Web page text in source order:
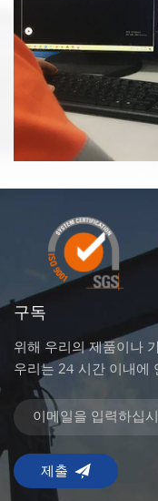
구독
위해 우리의 제품이나
우리는 24 시간 이내에